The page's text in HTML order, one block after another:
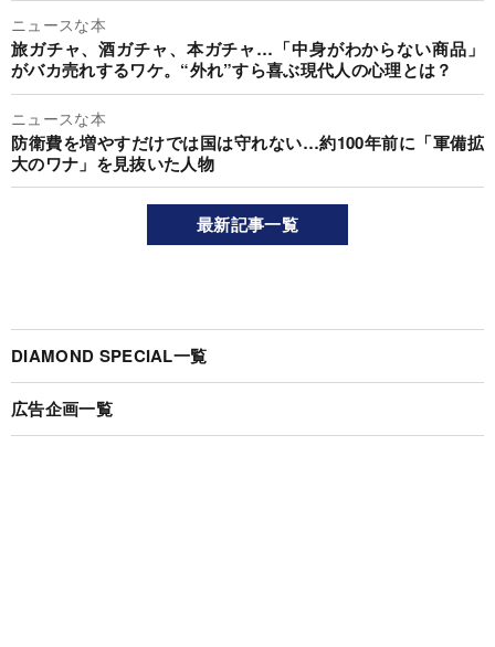
ニュースな本
旅ガチャ、酒ガチャ、本ガチャ…「中身がわからない商品」
がバカ売れするワケ。“外れ”すら喜ぶ現代人の心理とは？
ニュースな本
防衛費を増やすだけでは国は守れない…約100年前に「軍備拡
大のワナ」を見抜いた人物
最新記事一覧
DIAMOND SPECIAL一覧
広告企画一覧